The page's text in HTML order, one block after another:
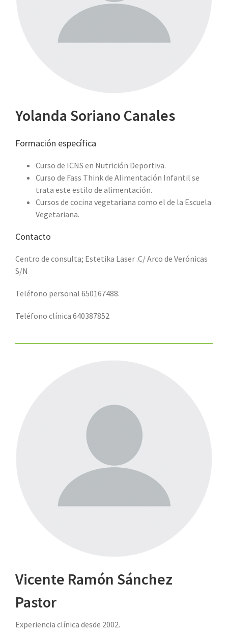
Yolanda Soriano Canales
Formación específica
Curso de ICNS en Nutrición Deportiva.
Curso de Fass Think de Alimentación Infantil se
trata este estilo de alimentación.
Cursos de cocina vegetariana como el de la Escuela
Vegetariana.
Contacto
Centro de consulta; Estetika Laser .C/ Arco de Verónicas
S/N
Teléfono personal 650167488.
Teléfono clínica 640387852
Vicente Ramón Sánchez
Pastor
Experiencia clínica desde 2002.